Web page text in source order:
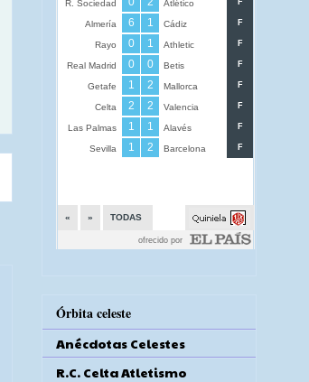
Órbita celeste
Anécdotas Celestes
R.C. Celta Atletismo